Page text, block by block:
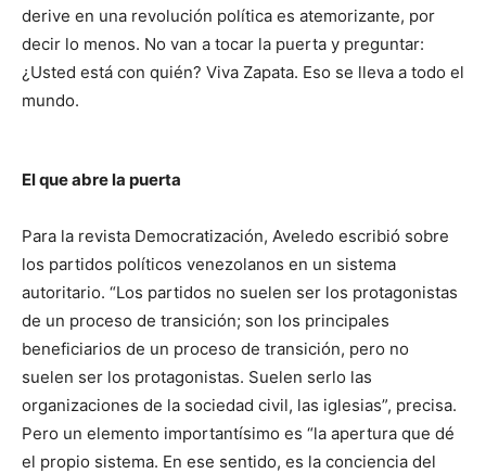
derive en una revolución política es atemorizante, por
decir lo menos. No van a tocar la puerta y preguntar:
¿Usted está con quién? Viva Zapata. Eso se lleva a todo el
mundo.
El que abre la puerta
Para la revista Democratización, Aveledo escribió sobre
los partidos políticos venezolanos en un sistema
autoritario. “Los partidos no suelen ser los protagonistas
de un proceso de transición; son los principales
beneficiarios de un proceso de transición, pero no
suelen ser los protagonistas. Suelen serlo las
organizaciones de la sociedad civil, las iglesias”, precisa.
Pero un elemento importantísimo es “la apertura que dé
el propio sistema. En ese sentido, es la conciencia del